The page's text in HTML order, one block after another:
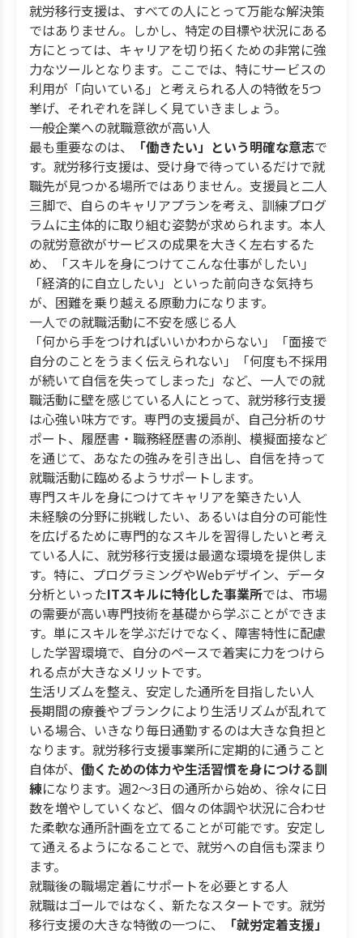
就労移行支援は、すべての人にとって万能な解決策
ではありません。しかし、特定の目標や状況にある
方にとっては、キャリアを切り拓くための非常に強
力なツールとなります。ここでは、特にサービスの
利用が「向いている」と考えられる人の特徴を5つ
挙げ、それぞれを詳しく見ていきましょう。
一般企業への就職意欲が高い人
最も重要なのは、
「働きたい」という明確な意志で
す。就労移行支援は、受け身で待っているだけで就
職先が見つかる場所ではありません。支援員と二人
三脚で、自らのキャリアプランを考え、訓練プログ
ラムに主体的に取り組む姿勢が求められます。本人
の就労意欲がサービスの成果を大きく左右するた
め、「スキルを身につけてこんな仕事がしたい」
「経済的に自立したい」といった前向きな気持ち
が、困難を乗り越える原動力になります。
一人での就職活動に不安を感じる人
「何から手をつければいいかわからない」「面接で
自分のことをうまく伝えられない」「何度も不採用
が続いて自信を失ってしまった」など、一人での就
職活動に壁を感じている人にとって、就労移行支援
は心強い味方です。専門の支援員が、自己分析のサ
ポート、履歴書・職務経歴書の添削、模擬面接など
を通じて、あなたの強みを引き出し、自信を持って
就職活動に臨めるようサポートします。
専門スキルを身につけてキャリアを築きたい人
未経験の分野に挑戦したい、あるいは自分の可能性
を広げるために専門的なスキルを習得したいと考え
ている人に、就労移行支援は最適な環境を提供しま
す。特に、プログラミングやWebデザイン、データ
分析といったITスキルに特化した事業所では、市場
の需要が高い専門技術を基礎から学ぶことができま
す。単にスキルを学ぶだけでなく、障害特性に配慮
した学習環境で、自分のペースで着実に力をつけら
れる点が大きなメリットです。
生活リズムを整え、安定した通所を目指したい人
長期間の療養やブランクにより生活リズムが乱れて
いる場合、いきなり毎日通勤するのは大きな負担と
なります。就労移行支援事業所に定期的に通うこと
自体が、 働くための体力や生活習慣を身につける訓
練になります。週2〜3日の通所から始め、徐々に日
数を増やしていくなど、個々の体調や状況に合わせ
た柔軟な通所計画を立てることが可能です。安定し
て通えるようになることで、就労への自信も深まり
ます。
就職後の職場定着にサポートを必要とする人
就職はゴールではなく、新たなスタートです。就労
移行支援の大きな特徴の一つに、
「就労定着支援」